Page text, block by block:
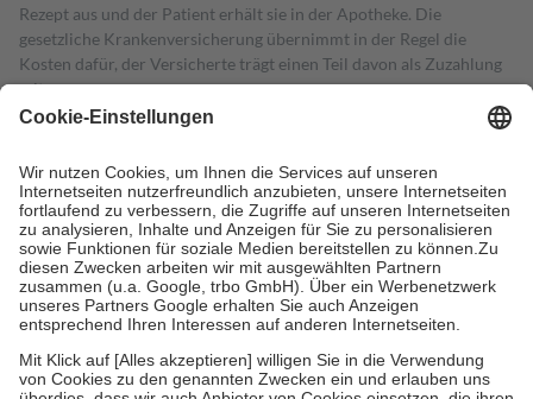
Rezept aus und der Patient erhält sie in der Apotheke. Die
gesetzliche Krankenversicherung übernimmt in der Regel die
Kosten dafür, der Versicherte trägt einen Teil davon als Zuzahlung
mit.
Grundsätzlich leisten Mitglieder Zuzahlungen in Höhe von zehn
höchstens zehn Euro.
Es sind jedoch nie mehr als die tatsächlichen
Kosten der Leistung zu entrichten.
Diese Regeln gelten grundsätzlich auch für Online-Apotheken.
Bei Heilmitteln und häuslicher Krankenpflege beträgt die
Zuzahlung zehn Prozent der Kosten sowie zehn Euro je
Verordnung.
Um das Engagement der Versicherten für ihre eigene Gesundheit zu
stärken und die besondere Stellung der Familie zu unterstützen,
fallenkeine Zuzahlungenan bei:
• Kindern und Jugendlichen bis zum vollendeten 18. Lebensjahr